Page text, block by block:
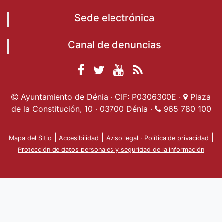
Sede electrónica
Canal de denuncias
Facebook
Ayuntamiento de
Dénia
Ayuntamiento de
Dénia
Ayuntamiento
de Dénia
Actualidad
Ayuntamiento de Dénia · CIF: P0306300E ·
Plaza
de la Constitución, 10 · 03700 Dénia ·
965 780 100
Mapa del Sitio Accesibilidad Aviso legal · Política de privacidad
Protección de datos personales y seguridad de la información